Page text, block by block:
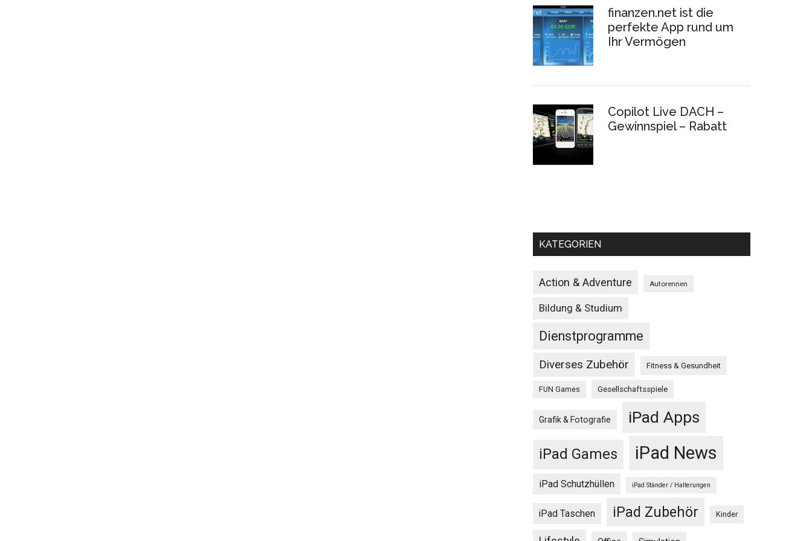
finanzen.net ist die
perfekte App rund um
Ihr Vermögen
Copilot Live DACH –
Gewinnspiel – Rabatt
KATEGORIEN
Action & Adventure Autorennen
Bildung & Studium
Dienstprogramme
Diverses Zubehör Fitness & Gesundheit
FUN Games Gesellschaftsspiele
Grafik & Fotografie iPad Apps
iPad Games iPad News
iPad Schutzhüllen iPad Ständer / Halterungen
iPad Taschen iPad Zubehör Kinder